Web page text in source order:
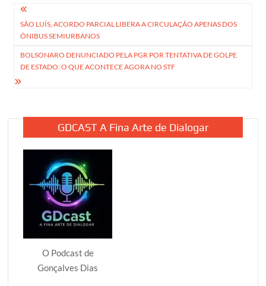
Navegação
de
Post
SÃO LUÍS, ACORDO PARCIAL LIBERA A CIRCULAÇÃO APENAS DOS
ÔNIBUS SEMIURBANOS
BOLSONARO DENUNCIADO PELA PGR POR TENTATIVA DE GOLPE
DE ESTADO: O QUE ACONTECE AGORA NO STF
GDCAST A Fina Arte de Dialogar
O Podcast de
Gonçalves Dias